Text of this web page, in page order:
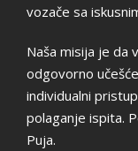
vozače sa
Naša misija je da
odgovorno
individualni
polaganje ispita.
Puja.